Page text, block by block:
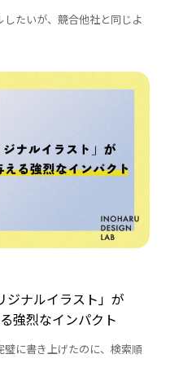
したいが、競合他社と同じよ
ジナルイラスト」が
強烈なインパクト
璧に書き上げたのに、検索順